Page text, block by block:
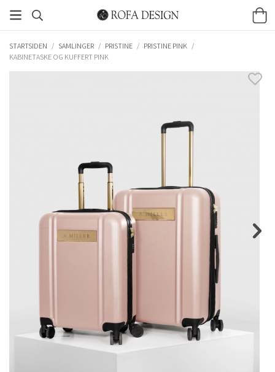
STARTSIDEN / SAMLINGER / PRISTINE / PRISTINE PINK /
KABINETASKE OG KUFFERT PINK